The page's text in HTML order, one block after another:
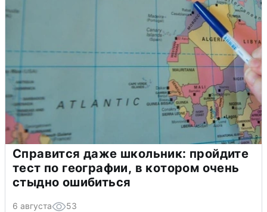
Справится даже школьник: пройдите
тест по географии, в котором очень
стыдно ошибиться
6 августа 53